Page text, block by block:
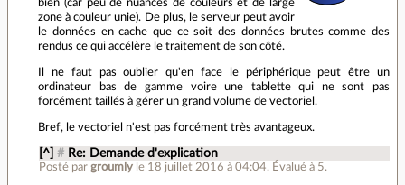
bien (car peu de nuances de couleurs et de large
zone à couleur unie). De plus, le serveur peut avoir
le données en cache que ce soit des données brutes comme des
rendus ce qui accélère le traitement de son côté.
Il ne faut pas oublier qu'en face le périphérique peut être un
ordinateur bas de gamme voire une tablette qui ne sont pas
forcément taillés à gérer un grand volume de vectoriel.
Bref, le vectoriel n'est pas forcément très avantageux.
[^] # Re: Demande d'explication
Posté par groumly le 18 juillet 2016 à 04:04. Évalué à 5.